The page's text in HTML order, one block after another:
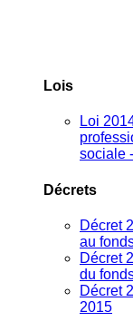
Lois
Loi
sociale
Décrets
Décret
au
Décret
du
Décret
2015